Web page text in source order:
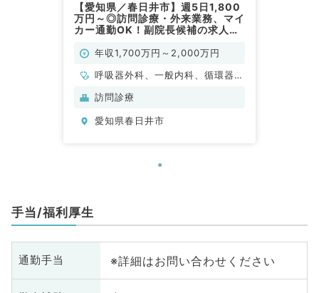
【愛知県／春日井市】週5日1,800
万円～◎訪問診療・外来業務、マイ
カー通勤OK！副院長候補の求人で
年収1,700万円～2,000万円
呼吸器外科、一般内科、循環器内
科、呼吸器内科、外科系全般、一
訪問診療
愛知県春日井市
手当/福利厚生
通勤手当 ※詳細はお問い合わせください